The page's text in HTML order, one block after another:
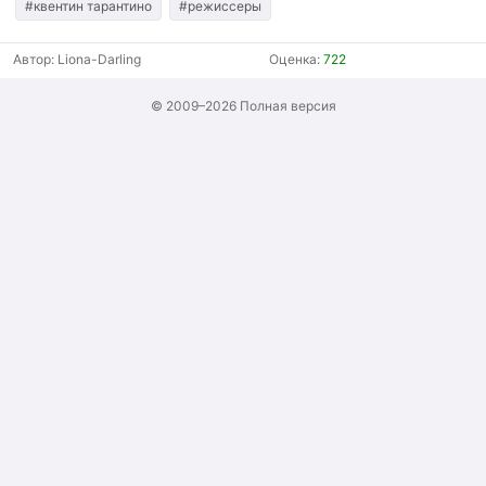
#квентин тарантино #режиссеры
Автор: Liona-Darling Оценка: 722
© 2009–2026 Полная версия